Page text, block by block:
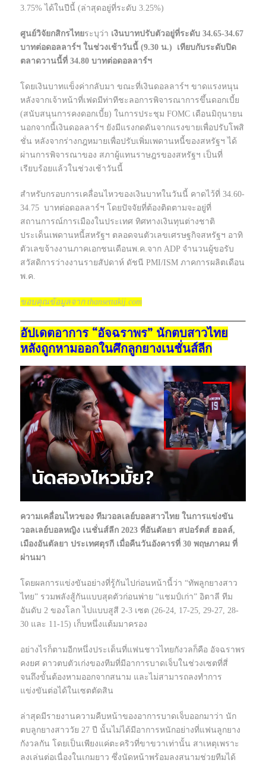
3.75% ได้ในปีนี้ (ล่าสุดอยู่ที่ระดับ 3.25%)
ศูนย์วิจัยกสิกรไทยระบุว่า เงินบาทปรับตัวอยู่ที่ระดับ 34.65-34.67
บาทต่อดอลลาร์ฯ ในช่วงเช้าวันนี้ (9.30 น.) เทียบกับระดับปิด
ตลาดวานนี้ที่ 34.80 บาทต่อดอลลาร์ฯ
โดยเงินบาทแข็งค่ากลับมา ขณะที่เงินดอลลาร์ฯ ขาดแรงหนุน
หลังจากเจ้าหน้าที่เฟดมีท่าทีชะลอการพิจารณาการขึ้นดอกเบี้ย
(สนับสนุนการคงดอกเบี้ย) ในการประชุม FOMC เดือนมิถุนายน
นอกจากนี้เงินดอลลาร์ฯ ยังมีแรงกดดันจากแรงขายเพื่อปรับโพสิ
ชั่น หลังจากร่างกฎหมายเพื่อปรับเพิ่มเพดานหนี้ของสหรัฐฯ ได้
ผ่านการพิจารณาของ สภาผู้แทนราษฎรของสหรัฐฯ เป็นที่
เรียบร้อยแล้วในช่วงเช้าวันนี้
สำหรับกรอบการเคลื่อนไหวของเงินบาทในวันนี้ คาดไว้ที่ 34.60-
34.75 บาทต่อดอลลาร์ฯ โดยปัจจัยที่ต้องติดตามจะอยู่ที่
สถานการณ์การเมืองในประเทศ ทิศทางเงินทุนต่างชาติ
ประเด็นเพดานหนี้สหรัฐฯ ตลอดจนตัวเลขเศรษฐกิจสหรัฐฯ อาทิ
ตัวเลขจ้างงานภาคเอกชนเดือนพ.ค.จาก ADP จำนวนผู้ขอรับ
สวัสดิการว่างงานรายสัปดาห์ ดัชนี PMI/ISM ภาคการผลิตเดือน
พ.ค.
ขอบคุณข้อมูลจาก thansettakij.com
อัปเดตอาการ “อัจฉราพร” นักตบสาวไทย
หลังถูกหามออกในศึกลูกยางเนชั่นส์ลีก
ความเคลื่อนไหวของ ทีมวอลเลย์บอลสาวไทย ในการแข่งขัน
วอลเลย์บอลหญิง เนชั่นส์ลีก 2023 ที่อันตัลยา สปอร์ตส์ ฮอลล์,
เมืองอันตัลยา ประเทศตุรกี เมื่อคืนวันอังคารที่ 30 พฤษภาคม ที่
ผ่านมา
โดยผลการแข่งขันอย่างที่รู้กันไปก่อนหน้านี้ว่า “ทัพลูกยางสาว
ไทย” รวมพลังสู้กันแบบสุดตัวก่อนพ่าย “แชมป์เก่า” อิตาลี ทีม
อันดับ 2 ของโลก ไปแบบสูสี 2-3 เซต (26-24, 17-25, 29-27, 28-
30 และ 11-15) เก็บหนึ่งแต้มมาครอง
อย่างไรก็ตามอีกหนึ่งประเด็นที่แฟนชาวไทยกังวลก็คือ อัจฉราพร
คงยศ ดาวตบตัวเก่งของทีมที่มีอาการบาดเจ็บในช่วงเซตที่สี่
จนถึงขั้นต้องหามออกจากสนาม และไม่สามารถลงทำการ
แข่งขันต่อได้ในเซตตัดสิน
ล่าสุดมีรายงานความคืบหน้าของอาการบาดเจ็บออกมาว่า นัก
ตบลูกยางสาววัย 27 ปี นั้นไม่ได้มีอาการหนักอย่างที่แฟนลูกยาง
กังวลกัน โดยเป็นเพียงแค่ตะคริวที่ขาขวาเท่านั้น สาเหตุเพราะ
ลงเล่นต่อเนื่องในเกมยาว ซึ่งนัดหน้าพร้อมลงสนามช่วยทีมได้